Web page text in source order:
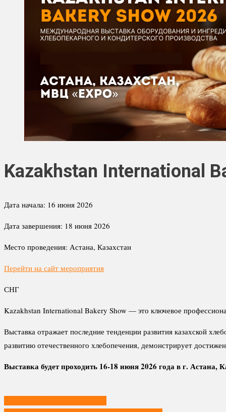
Kazakhstan International
Дата начала: 16 июня 2026
Дата завершения: 18 июня 2026
Место проведения: Астана, Казахстан
Перейти на сайт мероприятия
СНГ
Kazakhstan International Bakery Show — это ключевое
Выставка отражает последние тенденции развития казахской
развитию отечественного хлебопечения, демонстрирует
Выставка будет проходить 16-18 июня 2026 года в г. Астана,